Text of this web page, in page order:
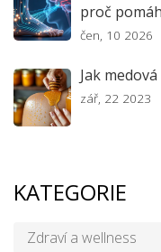
proč
čen, 10 2026
Jak
zář, 22 2023
KATEGORIE
Zdraví a wellness